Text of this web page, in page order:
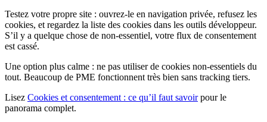
Testez votre propre site : ouvrez-le en navigation privée, refusez les
cookies, et regardez la liste des cookies dans les outils développeur.
S’il y a quelque chose de non-essentiel, votre flux de consentement
est cassé.
Une option plus calme : ne pas utiliser de cookies non-essentiels du
tout. Beaucoup de PME fonctionnent très bien sans tracking tiers.
Lisez Cookies et consentement : ce qu’il faut savoirpour le
panorama complet.